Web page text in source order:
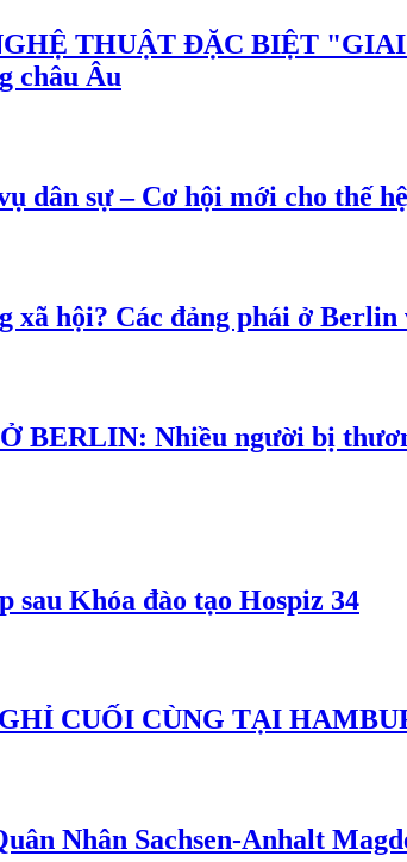
THUẬT ĐẶC BIỆT
châu Âu
sự – Cơ hội mới cho thế
hội? Các đảng phái ở
Nhiều người bị
sau Khóa đào tạo Hospiz 34
CUỐI CÙNG TẠI
Nhân Sachsen-Anhalt